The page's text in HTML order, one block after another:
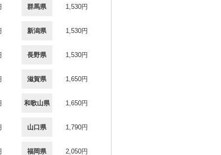
群馬県 1,530円
新潟県 1,530円
長野県 1,530円
滋賀県 1,650円
和歌山県 1,650円
山口県 1,790円
福岡県 2,050円